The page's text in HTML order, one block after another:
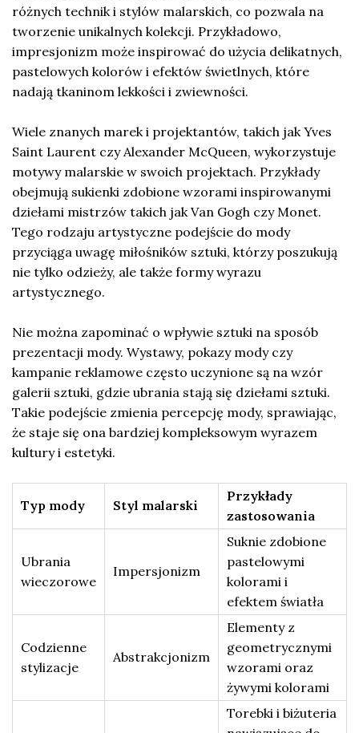
różnych technik i stylów malarskich, co pozwala na
tworzenie unikalnych kolekcji. Przykładowo,
impresjonizm może inspirować do użycia delikatnych,
pastelowych kolorów i efektów świetlnych, które
nadają tkaninom lekkości i zwiewności.
Wiele znanych marek i projektantów, takich jak Yves
Saint Laurent czy Alexander McQueen, wykorzystuje
motywy malarskie w swoich projektach. Przykłady
obejmują sukienki zdobione wzorami inspirowanymi
dziełami mistrzów takich jak Van Gogh czy Monet.
Tego rodzaju artystyczne podejście do mody
przyciąga uwagę miłośników sztuki, którzy poszukują
nie tylko odzieży, ale także formy wyrazu
artystycznego.
Nie można zapominać o wpływie sztuki na sposób
prezentacji mody. Wystawy, pokazy mody czy
kampanie reklamowe często uczynione są na wzór
galerii sztuki, gdzie ubrania stają się dziełami sztuki.
Takie podejście zmienia percepcję mody, sprawiając,
że staje się ona bardziej kompleksowym wyrazem
kultury i estetyki.
Typ mody Styl malarski
Przykłady
zastosowania
Ubrania
wieczorowe
Impersjonizm
Suknie zdobione
pastelowymi
kolorami i
efektem światła
Codzienne
stylizacje
Abstrakcjonizm
Elementy z
geometrycznymi
wzorami oraz
żywymi kolorami
Torebki i biżuteria